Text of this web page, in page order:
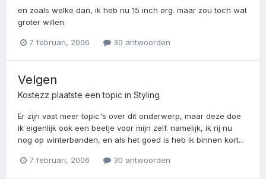
en zoals welke dan, ik heb nu 15 inch org. maar zou toch wat
groter willen.
7 februari, 2006 30 antwoorden
Velgen
Kostezz plaatste een topic in Styling
Er zijn vast meer topic's over dit onderwerp, maar deze doe
ik eigenlijk ook een beetje voor mijn zelf. namelijk, ik rij nu
nog op winterbanden, en als het goed is heb ik binnen kort...
7 februari, 2006 30 antwoorden